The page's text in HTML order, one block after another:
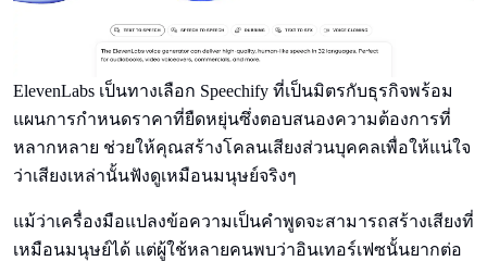
ElevenLabs เป็นทางเลือก Speechify ที่เป็นมิตรกับธุรกิจพร้อม
แผนการกําหนดราคาที่ยืดหยุ่นซึ่งตอบสนองความต้องการที่
หลากหลาย ช่วยให้คุณสร้างโคลนเสียงส่วนบุคคลเพื่อให้แน่ใจ
ว่าเสียงเหล่านั้นฟังดูเหมือนมนุษย์จริงๆ
แม้ว่าเครื่องมือแปลงข้อความเป็นคําพูดจะสามารถสร้างเสียงที่
เหมือนมนุษย์ได้ แต่ผู้ใช้หลายคนพบว่าอินเทอร์เฟซนั้นยากต่อ